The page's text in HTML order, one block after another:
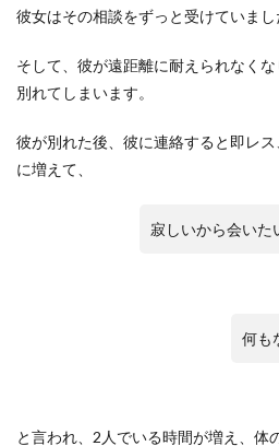
彼女はその相談をずっと受けていまし
そして、彼が遠距離に耐えられなく
別れてしまいます。
彼が別れた後、彼に連絡すると即レ
に増えて、
寂しいから会いた
何も
と言われ、2人でいる時間が増え、体